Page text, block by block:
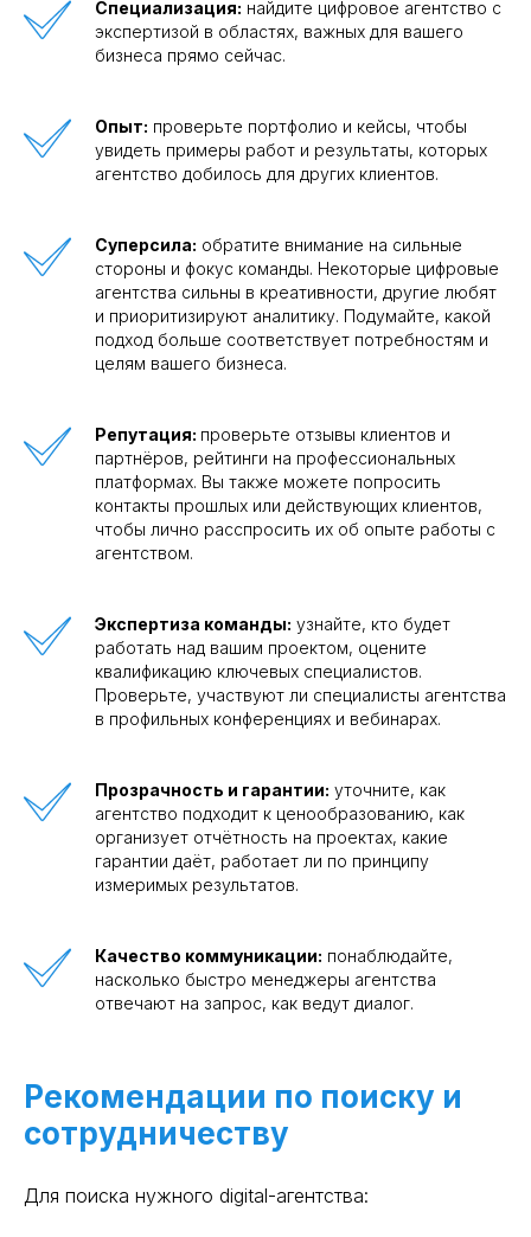
Специализация: найдите цифровое агентство с
экспертизой в областях, важных для вашего
бизнеса прямо сейчас.
Опыт: проверьте портфолио и кейсы, чтобы
увидеть примеры работ и результаты, которых
агентство добилось для других клиентов.
Суперсила: обратите внимание на сильные
стороны и фокус команды. Некоторые цифровые
агентства сильны в креативности, другие любят
и приоритизируют аналитику. Подумайте, какой
подход больше соответствует потребностям и
целям вашего бизнеса.
Репутация: проверьте отзывы клиентов и
партнёров, рейтинги на профессиональных
платформах. Вы также можете попросить
контакты прошлых или действующих клиентов,
чтобы лично расспросить их об опыте работы с
агентством.
Экспертиза команды: узнайте, кто будет
работать над вашим проектом, оцените
квалификацию ключевых специалистов.
Проверьте, участвуют ли специалисты агентства
в профильных конференциях и вебинарах.
Прозрачность и гарантии: уточните, как
агентство подходит к ценообразованию, как
организует отчётность на проектах, какие
гарантии даёт, работает ли по принципу
измеримых результатов.
Качество коммуникации: понаблюдайте,
насколько быстро менеджеры агентства
отвечают на запрос, как ведут диалог.
Рекомендации по поиску и
сотрудничеству
Для поиска нужного digital-агентства: